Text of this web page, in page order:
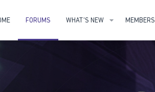
FORUMS WHAT'S NEW MEMBERS